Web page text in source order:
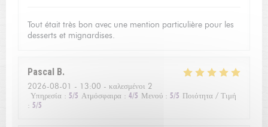
Tout était très bon avec une mention particulière pour les
desserts et mignardises.
Pascal B
2026-08-01 - 13:00 - καλεσμένοι 2
Υπηρεσία : 5/5 Ατμόσφαιρα : 4/5 Μενού : 5/5 Ποιότητα / Τιμή
: 5/5